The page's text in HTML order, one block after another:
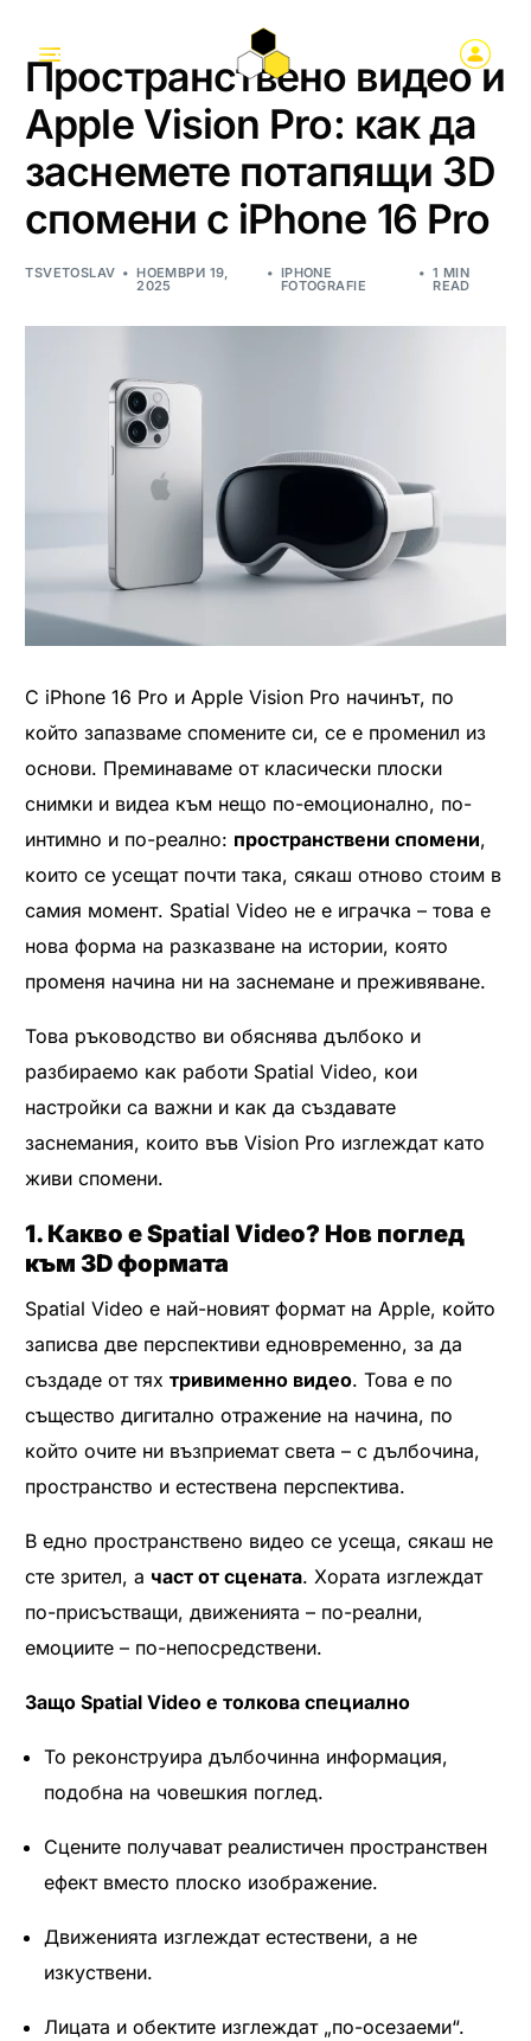
Пространствено видео и
Apple Vision Pro: как да
заснемете потапящи 3D
спомени с iPhone 16 Pro
TSVETOSLAV НОЕМВРИ 19,
2025
IPHONE
FOTOGRAFIE
1 MIN
READ
С iPhone 16 Pro и Apple Vision Pro начинът, по
който запазваме спомените си, се е променил из
основи. Преминаваме от класически плоски
снимки и видеа към нещо по-емоционално, по-
интимно и по-реално: пространствени спомени,
които се усещат почти така, сякаш отново стоим в
самия момент. Spatial Video не е играчка – това е
нова форма на разказване на истории, която
променя начина ни на заснемане и преживяване.
Това ръководство ви обяснява дълбоко и
разбираемо как работи Spatial Video, кои
настройки са важни и как да създавате
заснемания, които във Vision Pro изглеждат като
живи спомени.
1. Какво е Spatial Video? Нов поглед
към 3D формата
Spatial Video е най-новият формат на Apple, който
записва две перспективи едновременно, за да
създаде от тяхтривименно видео. Това е по
същество дигитално отражение на начина, по
който очите ни възприемат света – с дълбочина,
пространство и естествена перспектива.
В едно пространствено видео се усеща, сякаш не
сте зрител, а част от сцената. Хората изглеждат
по-присъстващи, движенията – по-реални,
емоциите – по-непосредствени.
Защо Spatial Video е толкова специално
То реконструира дълбочинна информация,
подобна на човешкия поглед.
Сцените получават реалистичен пространствен
ефект вместо плоско изображение.
Движенията изглеждат естествени, а не
изкуствени.
Лицата и обектите изглеждат „по-осезаеми“.